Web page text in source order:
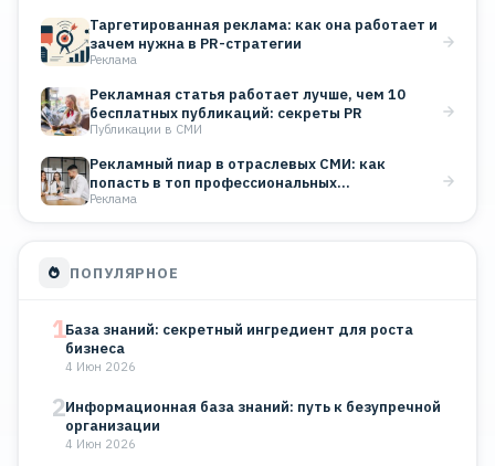
Таргетированная реклама: как она работает и
зачем нужна в PR-стратегии
Реклама
Рекламная статья работает лучше, чем 10
бесплатных публикаций: секреты PR
Публикации в СМИ
Рекламный пиар в отраслевых СМИ: как
попасть в топ профессиональных…
Реклама
ПОПУЛЯРНОЕ
1База знаний: секретный ингредиент для роста
бизнеса
4 Июн 2026
2Информационная база знаний: путь к безупречной
организации
4 Июн 2026